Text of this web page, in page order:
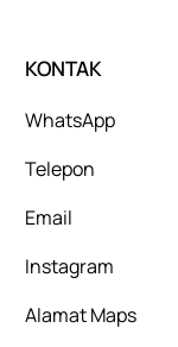
KONTAK
WhatsApp
Telepon
Email
Instagram
Alamat Maps